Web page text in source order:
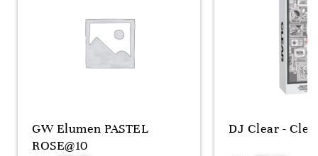
GW Elumen PASTEL
ROSE@10
DJ Clear -